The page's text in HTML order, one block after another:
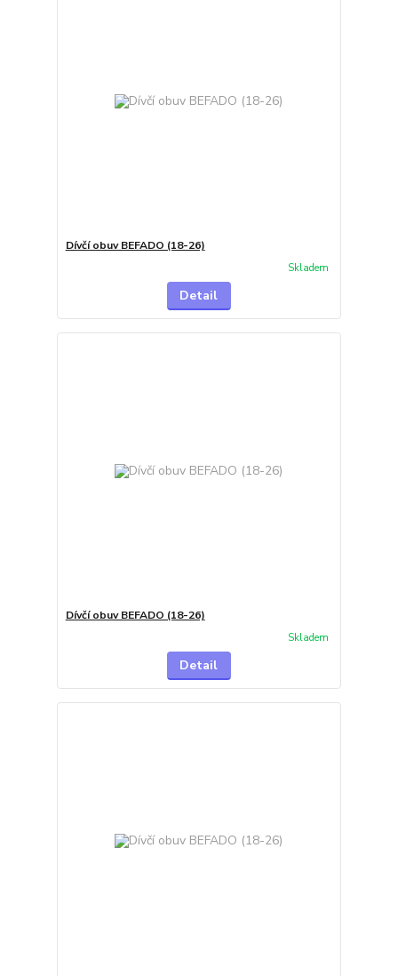
Dívčí obuv BEFADO (18-26)
Skladem
Detail
Dívčí obuv BEFADO (18-26)
Skladem
Detail